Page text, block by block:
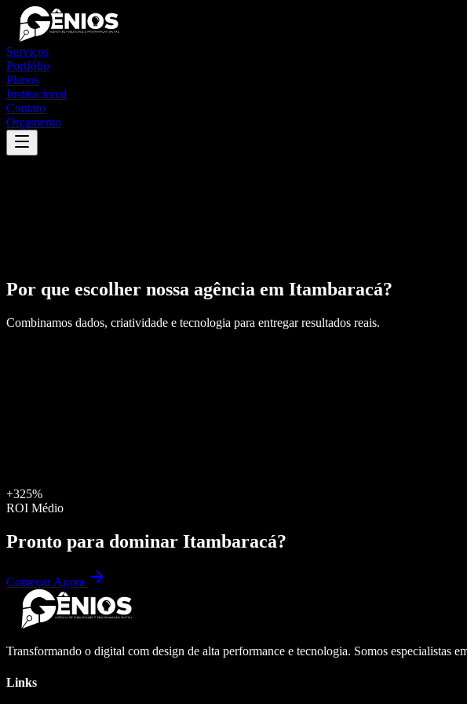
Serviços
Portfólio
Planos
Institucional
Contato
Orçamento
Por que escolher nossa agência em Itambaracá?
Combinamos dados, criatividade e tecnologia para entregar resultados reais.
+325%
ROI Médio
Pronto para dominar Itambaracá?
Começar Agora
Transformando o digital com design de alta performance e tecnologia. Somos especialistas
Links